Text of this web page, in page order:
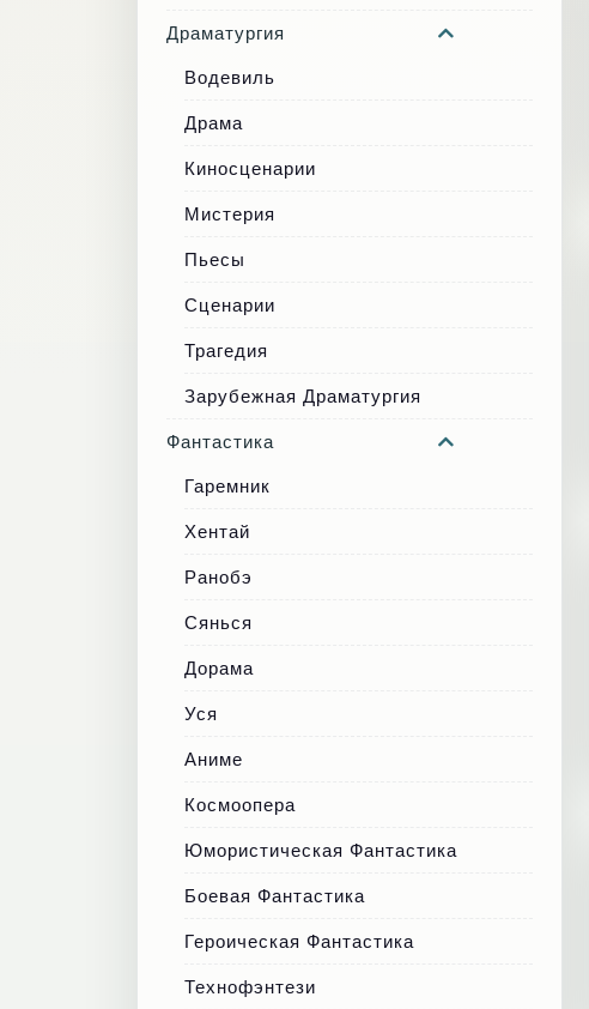
Драматургия
Водевиль
Драма
Киносценарии
Мистерия
Пьесы
Сценарии
Трагедия
Зарубежная Драматургия
Фантастика
Гаремник
Хентай
Ранобэ
Сянься
Дорама
Уся
Аниме
Космоопера
Юмористическая Фантастика
Боевая Фантастика
Героическая Фантастика
Технофэнтези